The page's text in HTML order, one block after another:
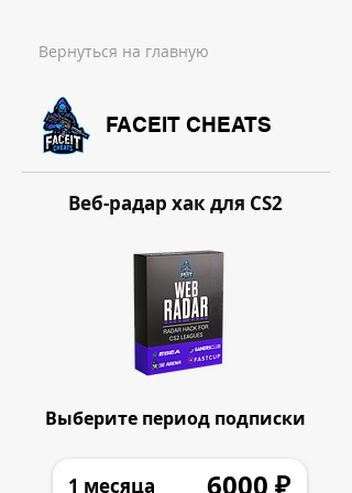
Вернуться на главную
FACEIT CHEATS
Веб-радар хак для CS2
Выберите период подписки
1 месяца 6000 ₽